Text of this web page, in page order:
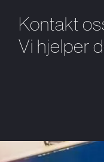
Kontakt
Vi hjelper